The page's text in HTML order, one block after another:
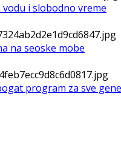
i slobodno vreme
na seoske mobe
program za sve